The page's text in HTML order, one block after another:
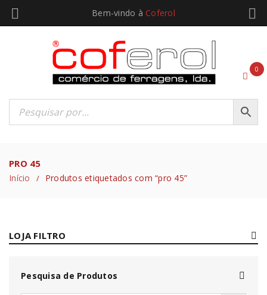
Bem-vindo à Coferol
0
PRO 45
Início / Produtos etiquetados com “pro 45”
LOJA FILTRO
Pesquisa de Produtos